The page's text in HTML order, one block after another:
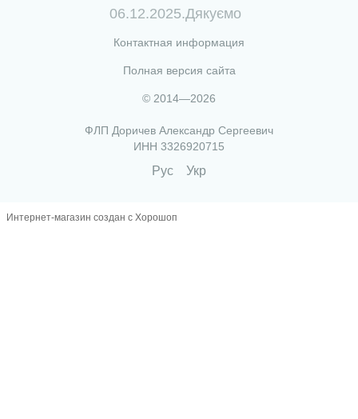
06.12.2025.Дякуємо
Контактная информация
Полная версия сайта
© 2014—2026
ФЛП Доричев Александр Сергеевич
ИНН 3326920715
Рус Укр
Интернет-магазин создан с Хорошоп